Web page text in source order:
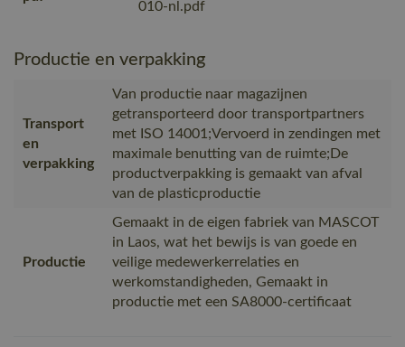
010-nl.pdf
Productie en verpakking
Transport
en
verpakking
Van productie naar magazijnen
getransporteerd door transportpartners
met ISO 14001;Vervoerd in zendingen met
maximale benutting van de ruimte;De
productverpakking is gemaakt van afval
van de plasticproductie
Productie
Gemaakt in de eigen fabriek van MASCOT
in Laos, wat het bewijs is van goede en
veilige medewerkerrelaties en
werkomstandigheden, Gemaakt in
productie met een SA8000-certificaat